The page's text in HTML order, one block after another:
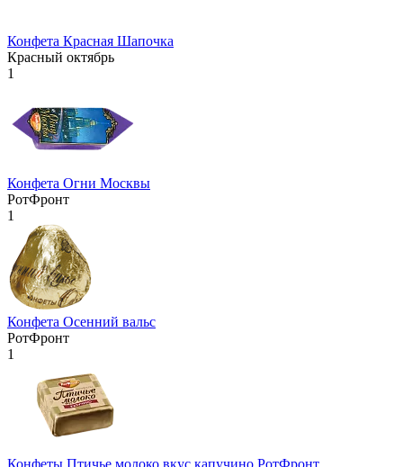
Конфета Красная Шапочка
Красный октябрь
1
Конфета Огни Москвы
РотФронт
1
Конфета Осенний вальс
РотФронт
1
Конфеты Птичье молоко вкус капучино РотФронт